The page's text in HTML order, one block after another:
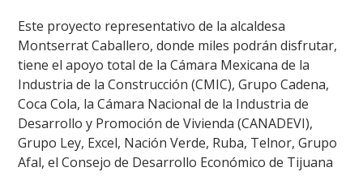
Este proyecto representativo de la alcaldesa
Montserrat Caballero, donde miles podrán disfrutar,
tiene el apoyo total de la Cámara Mexicana de la
Industria de la Construcción (CMIC), Grupo Cadena,
Coca Cola, la Cámara Nacional de la Industria de
Desarrollo y Promoción de Vivienda (CANADEVI),
Grupo Ley, Excel, Nación Verde, Ruba, Telnor, Grupo
Afal, el Consejo de Desarrollo Económico de Tijuana